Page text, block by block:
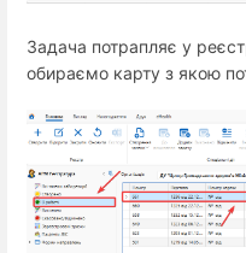
Задача потрапляє у
обираємо карту з якою